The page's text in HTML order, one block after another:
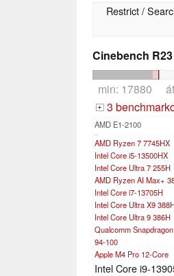
Restrict /
Cinebench R23
min: 17880
+ 3
AMD E1-2100
AMD Ryzen 7 7745HX
Intel Core i5-13500HX
Intel Core Ultra 7 255H
AMD Ryzen AI Max+
Intel Core i7-13705H
Intel Core Ultra X9
Intel Core Ultra 9 386H
Qualcomm
94-100
Apple M4 Pro 12-Core
Intel Core i9-